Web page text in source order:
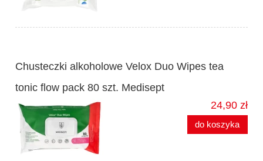
Chusteczki alkoholowe Velox Duo Wipes tea
tonic flow pack 80 szt. Medisept
24,90 zł
do koszyka